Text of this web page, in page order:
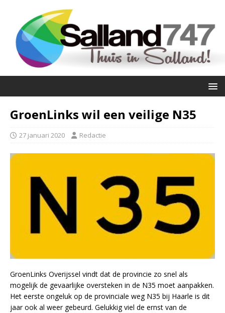
GroenLinks wil een veilige N35
27 januari 2020 Redactie
GroenLinks Overijssel vindt dat de provincie zo snel als
mogelijk de gevaarlijke oversteken in de N35 moet aanpakken.
Het eerste ongeluk op de provinciale weg N35 bij Haarle is dit
jaar ook al weer gebeurd. Gelukkig viel de ernst van de